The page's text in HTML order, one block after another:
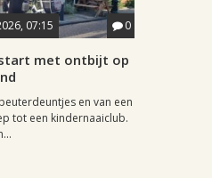
07:15 0
met ontbijt op
en van een
tot een kindernaaiclub.